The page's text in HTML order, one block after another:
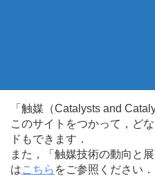
「触媒（Catalysts and
このサイトをつかって，ど
ドもできます．
また，「触媒技術の動向と
はこちら をご参照ください．